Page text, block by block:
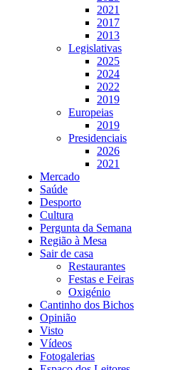
2021
2017
2013
Legislativas
2025
2024
2022
2019
Europeias
2019
Presidenciais
2026
2021
Mercado
Saúde
Desporto
Cultura
Pergunta da Semana
Região à Mesa
Sair de casa
Restaurantes
Festas e Feiras
Oxigénio
Cantinho dos Bichos
Opinião
Visto
Vídeos
Fotogalerias